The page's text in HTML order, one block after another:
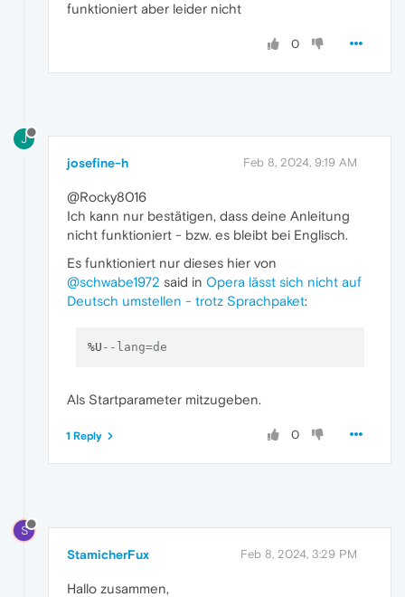
funktioniert aber leider nicht
0
J
josefine-h Feb 8, 2024, 9:19 AM
@Rocky8016
Ich kann nur bestätigen, dass deine Anleitung
nicht funktioniert - bzw. es bleibt bei Englisch.
Es funktioniert nur dieses hier von
@schwabe1972 said in Opera lässt sich nicht auf
Deutsch umstellen - trotz Sprachpaket:
%U --lang=de
Als Startparameter mitzugeben.
0
1 Reply
S
StamicherFux Feb 8, 2024, 3:29 PM
Hallo zusammen,